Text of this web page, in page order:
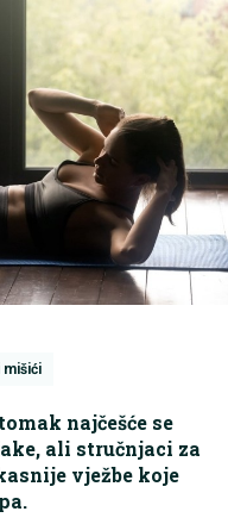
mišići
najčešće se
ali stručnjaci za
vježbe koje